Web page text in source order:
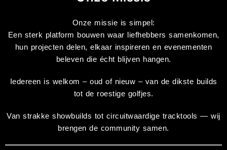
Onze missie is simpel:
Een sterk platform bouwen waar liefhebbers samenkomen,
hun projecten delen, elkaar inspireren en evenementen
beleven die écht blijven hangen.
Iedereen is welkom – oud of nieuw – van de dikste builds
tot de roestige golfjes.
Van strakke showbuilds tot circuitwaardige tracktools — wij
brengen de community samen.